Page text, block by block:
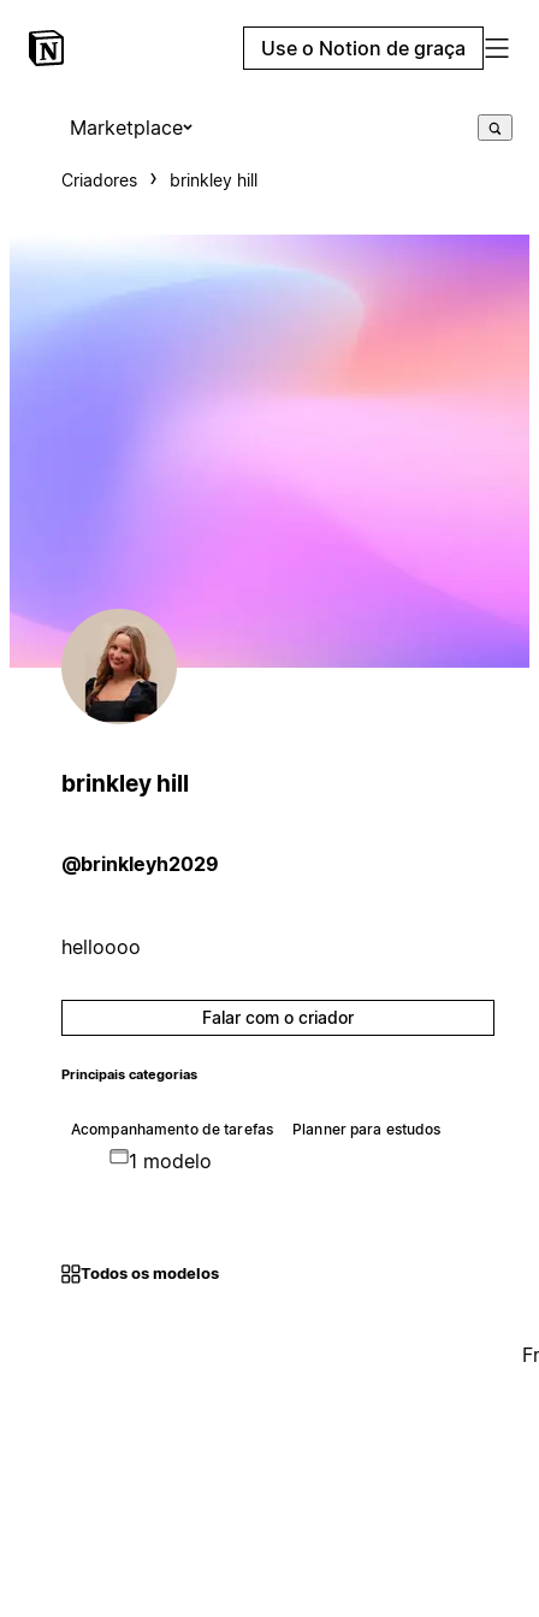
Use o Notion de graça
Marketplace
Criadores brinkley hill
brinkley hill
@brinkleyh2029
helloooo
Falar com o criador
Principais categorias
Acompanhamento de tarefas Planner para estudos
1 modelo
Todos os modelos